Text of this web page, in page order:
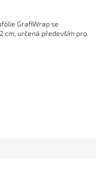
GrafiWrap se
cm, určená především pro